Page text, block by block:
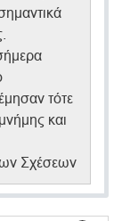
τότε
και
Σχέσεων